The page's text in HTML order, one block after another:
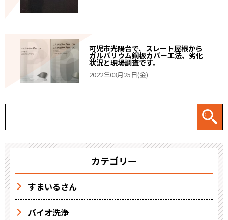
可児市光陽台で、スレート屋根から
ガルバリウム鋼板カバー工法、劣化
状況と現場調査です。
2022年03月25日(金)
カテゴリー
すまいるさん
バイオ洗浄